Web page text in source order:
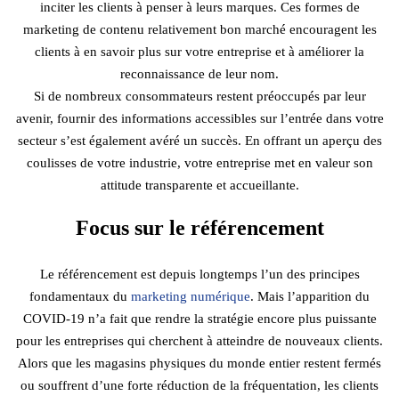
inciter les clients à penser à leurs marques. Ces formes de
marketing de contenu relativement bon marché encouragent les
clients à en savoir plus sur votre entreprise et à améliorer la
reconnaissance de leur nom.
Si de nombreux consommateurs restent préoccupés par leur
avenir, fournir des informations accessibles sur l’entrée dans votre
secteur s’est également avéré un succès. En offrant un aperçu des
coulisses de votre industrie, votre entreprise met en valeur son
attitude transparente et accueillante.
Focus sur le référencement
Le référencement est depuis longtemps l’un des principes
fondamentaux du marketing numérique. Mais l’apparition du
COVID-19 n’a fait que rendre la stratégie encore plus puissante
pour les entreprises qui cherchent à atteindre de nouveaux clients.
Alors que les magasins physiques du monde entier restent fermés
ou souffrent d’une forte réduction de la fréquentation, les clients